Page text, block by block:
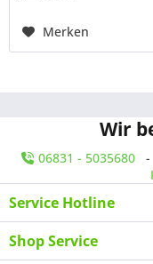
Merken
Wir
06831 - 5035680
Service Hotline
Shop Service